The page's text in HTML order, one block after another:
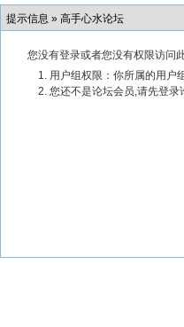
提示信息 » 高手心水论坛
您没有登录或者您没有权限访问
用户组权限：你所属的用户
您还不是论坛会员,请先登录